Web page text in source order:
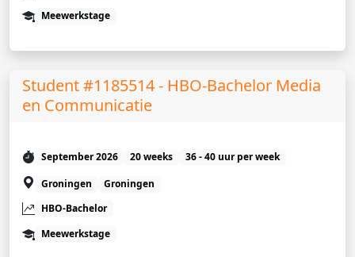
Meewerkstage
Student #1185514 - HBO-Bachelor Media
en Communicatie
September 2026 20 weeks
36 - 40 uur per week
Groningen
Groningen
HBO-Bachelor
Meewerkstage